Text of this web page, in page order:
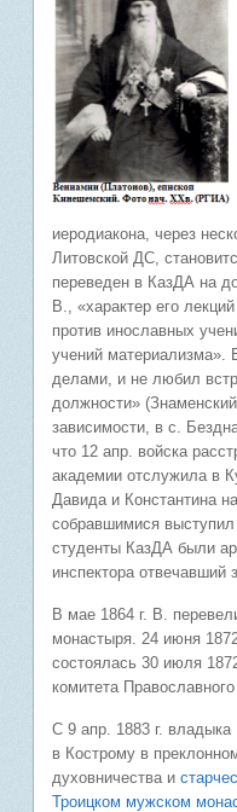
иеродиакона, через
Литовской ДС,
переведен в КазДА на
В., «характер его
против инославных
учений материализма».
делами, и не любил
должности»
зависимости, в с.
что 12 апр. войска
академии отслужила в
Давида и Константина
собравшимися
студенты КазДА были
инспектора
В мае 1864 г. В.
монастыря. 24 июня
состоялась 30 июля
комитета
С 9 апр. 1883 г.
в Кострому в
духовничества и
Троицком мужском